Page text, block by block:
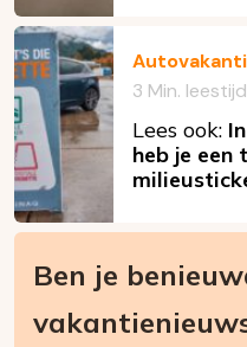
3 Min. leestijd
Lees ook:
heb je een
Ben je